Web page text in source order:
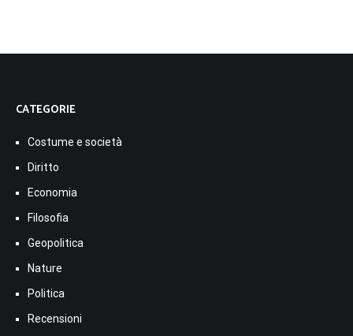
CATEGORIE
Costume e società
Diritto
Economia
Filosofia
Geopolitica
Nature
Politica
Recensioni